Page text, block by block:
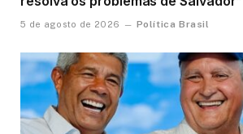
5 de agosto de 2026 Política Brasil